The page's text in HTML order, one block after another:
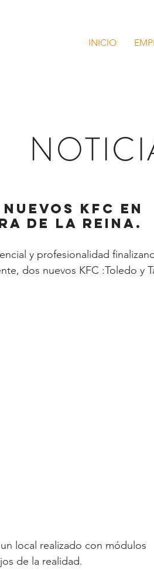
INICIO
KFC En
de la Reina.
y profesionalidad
dos nuevos KFC :Toledo y
local realizado con módulos
de la realidad.